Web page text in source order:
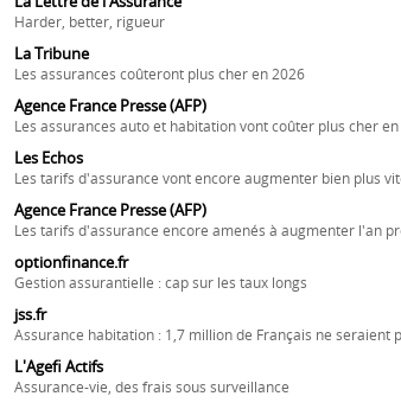
Harder, better, rigueur
La Tribune
Les assurances coûteront plus cher en 2026
Agence France Presse (AFP)
Les assurances auto et habitation vont coûter plus cher
Les Echos
Les tarifs d'assurance vont encore augmenter bien plus
Agence France Presse (AFP)
Les tarifs d'assurance encore amenés à augmenter l'an
optionfinance.fr
Gestion assurantielle : cap sur les taux longs
jss.fr
Assurance habitation : 1,7 million de Français ne seraient
L'Agefi Actifs
Assurance-vie, des frais sous surveillance